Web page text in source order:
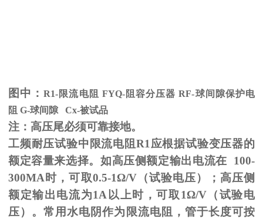
图中：R1-限流电阻 FYQ-阻容分压器RF-球间隙保护电
阻 G-球间隙 Cx-被试品
注：高压尾必须可靠接地。
工频耐压试验中限流电阻 R1 应根据试验变压器的
额定容量来选择。如高压侧额定输出电流在 100-
300MA 时，可取0.5-1Ω/V（试验电压）；高压侧
额定输出电流为1A 以上时，可取 1Ω/V（试验电
压）。常用水电阴作为限流电阻，管于长度可按